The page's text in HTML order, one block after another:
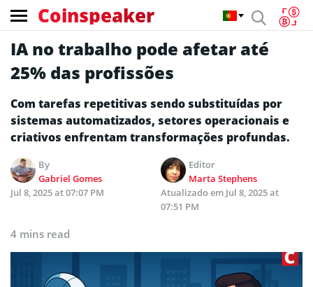
Coinspeaker
IA no trabalho pode afetar até
25% das profissões
Com tarefas repetitivas sendo substituídas por
sistemas automatizados, setores operacionais e
criativos enfrentam transformações profundas.
By
Gabriel Gomes
Editor
Marta Stephens
Jul 8, 2025 at 07:07 PM
Atualizado em Jul 8, 2025 at
07:51 PM
4 mins read